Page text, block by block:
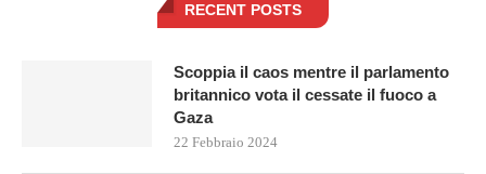
RECENT POSTS
Scoppia il caos mentre il parlamento
britannico vota il cessate il fuoco a
Gaza
22 Febbraio 2024